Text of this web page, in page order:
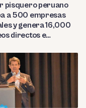
pisquero peruano
a 500 empresas
y genera 16,000
directos e